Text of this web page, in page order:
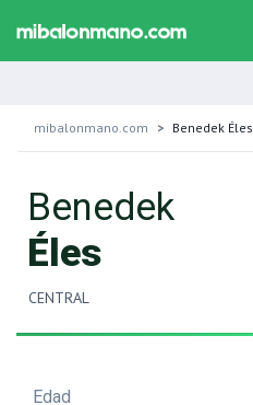
mibalonmano.com Benedek Éles
Benedek
Éles
CENTRAL
Edad